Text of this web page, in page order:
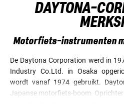
DAYTONA-
Motorfiets-instrumenten
De Daytona Corporation werd in
Industry Co.Ltd. in Osaka
wordt vanaf 1974 gebruikt.
Japanse motorfiets-boom.
bekend dankzij zijn gegoten